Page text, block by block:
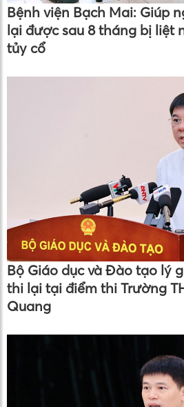
Bệnh viện Bạch Mai: Giúp
lại được sau 8 tháng bị liệt
tủy cổ
Bộ Giáo dục và Đào tạo lý
thi lại tại điểm thi Trường
Quang